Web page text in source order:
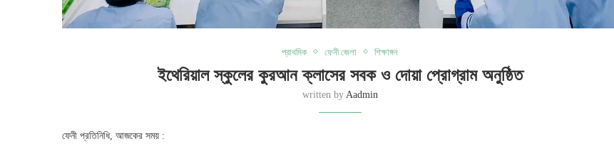
প্রাথমিক ফেনী জেলা শিক্ষাঙ্গন
ইথেরিয়াল স্কুলের কুরআন ক্লাসের সবক ও দোয়া প্রোগ্রাম অনুষ্ঠিত
written by Aadmin
ফেনী প্রতিনিধি, আজকের সময় :